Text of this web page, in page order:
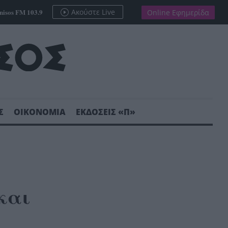
FM 103.9 Ακούστε Live Online Εφημερίδα
ΟΙΚΟΝΟΜΙΑ ΕΚΔΟΣΕΙΣ «Π»